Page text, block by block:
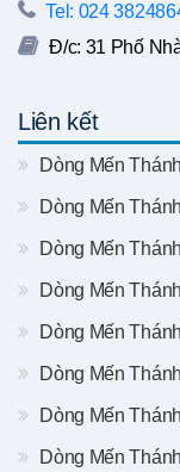
Tel: 024
Đ/c: 31 Phố
Liên kết
Dòng Mến
Dòng Mến
Dòng Mến
Dòng Mến
Dòng Mến
Dòng Mến
Dòng Mến
Dòng Mến